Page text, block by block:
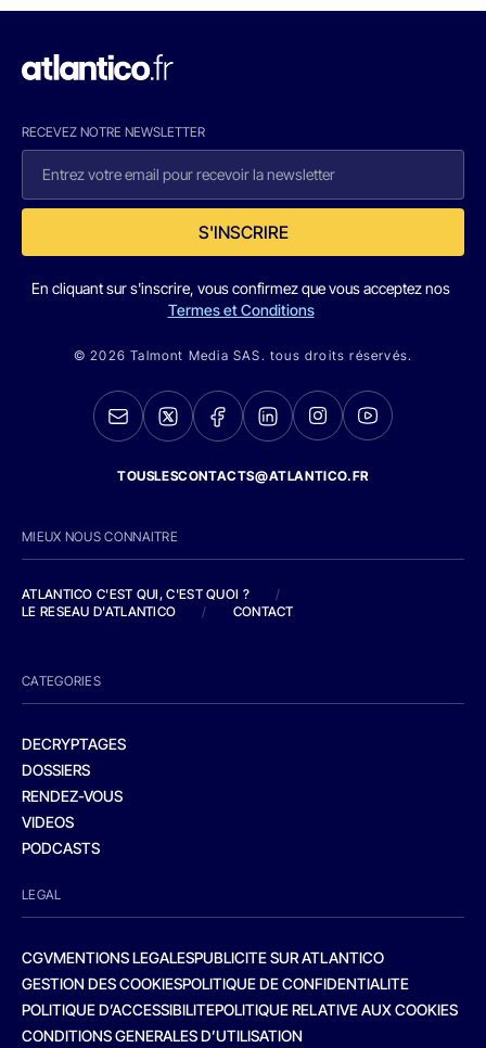
RECEVEZ NOTRE NEWSLETTER
S'INSCRIRE
En cliquant sur s'inscrire, vous confirmez que vous acceptez nos
Termes et Conditions
© 2026 Talmont Media SAS. tous droits réservés.
TOUSLESCONTACTS@ATLANTICO.FR
MIEUX NOUS CONNAITRE
ATLANTICO C'EST QUI, C'EST QUOI ?
/
LE RESEAU D'ATLANTICO
/ CONTACT
CATEGORIES
DECRYPTAGES
DOSSIERS
RENDEZ-VOUS
VIDEOS
PODCASTS
LEGAL
CGVMENTIONS LEGALESPUBLICITE SUR ATLANTICO
GESTION DES COOKIESPOLITIQUE DE CONFIDENTIALITE
POLITIQUE D’ACCESSIBILITEPOLITIQUE RELATIVE AUX COOKIES
CONDITIONS GENERALES D’UTILISATION